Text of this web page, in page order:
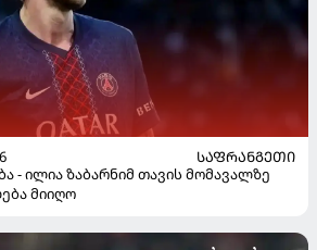
ᲡᲐᲤᲠᲐᲜᲒᲔᲗᲘ
- ილია ზაბარნიმ თავის მომავალზე
მიიღო